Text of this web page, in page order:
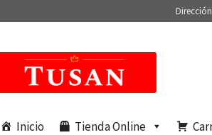
Inicio Tienda Online